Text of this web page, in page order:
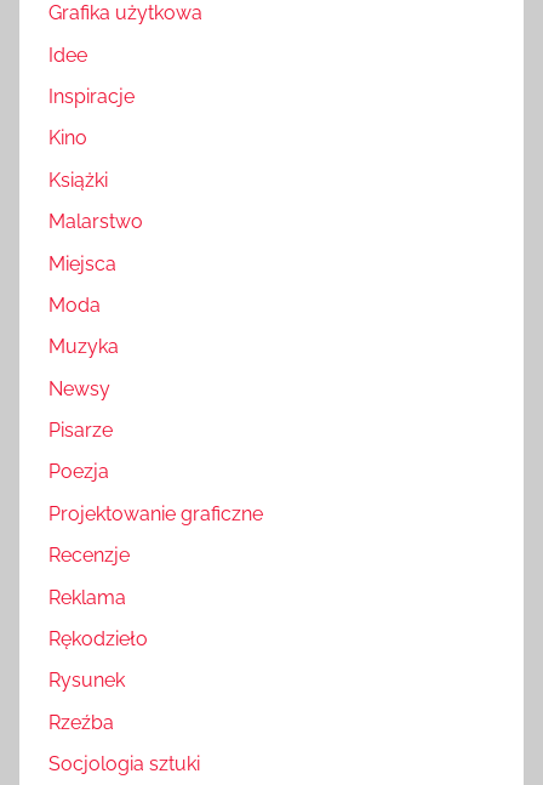
Grafika użytkowa
Idee
Inspiracje
Kino
Książki
Malarstwo
Miejsca
Moda
Muzyka
Newsy
Pisarze
Poezja
Projektowanie graficzne
Recenzje
Reklama
Rękodzieło
Rysunek
Rzeźba
Socjologia sztuki